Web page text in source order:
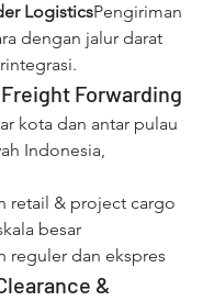
LogisticsPengiriman
dengan jalur darat
Forwarding
kota dan antar pulau
Indonesia,
retail & project cargo
besar
reguler dan ekspres
&